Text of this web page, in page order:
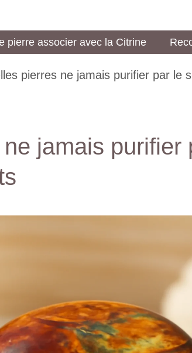
pierre associer avec la Citrine
pierres ne jamais purifier par le
jamais purifier